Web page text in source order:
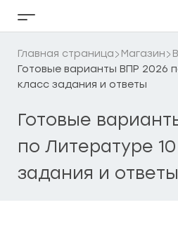
Кнопка
бокового
меню
Главная страница Магазин
Готовые варианты ВПР 2026
класс задания и ответы
Готовые
по Литературе
задания и ответы